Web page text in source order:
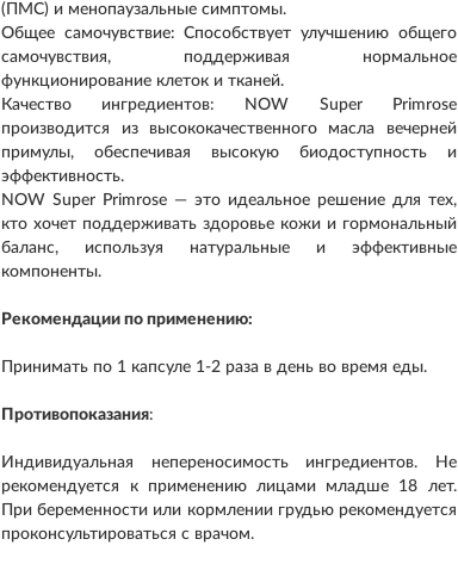
(ПМС) и менопаузальные симптомы.
Общее самочувствие: Способствует улучшению общего
самочувствия, поддерживая нормальное
функционирование клеток и тканей.
Качество ингредиентов: NOW Super Primrose
производится из высококачественного масла вечерней
примулы, обеспечивая высокую биодоступность и
эффективность.
NOW Super Primrose — это идеальное решение для тех,
кто хочет поддерживать здоровье кожи и гормональный
баланс, используя натуральные и эффективные
компоненты.
Рекомендации по применению:
Принимать по 1 капсуле 1-2 раза в день во время еды.
Противопоказания:
Индивидуальная непереносимость ингредиентов. Не
рекомендуется к применению лицами младше 18 лет.
При беременности или кормлении грудью рекомендуется
проконсультироваться с врачом.